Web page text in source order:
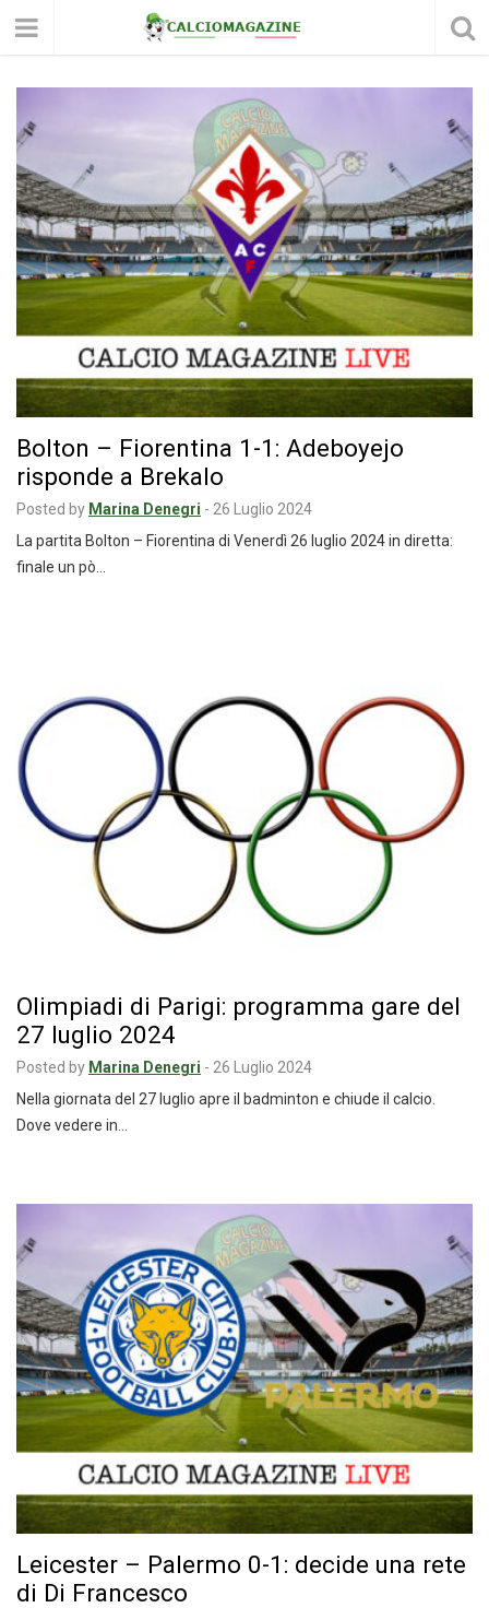
Bolton – Fiorentina 1-1: Adeboyejo
risponde a Brekalo
Posted by Marina Denegri - 26 Luglio 2024
La partita Bolton – Fiorentina di Venerdì 26 luglio 2024 in diretta:
finale un pò…
Olimpiadi di Parigi: programma gare del
27 luglio 2024
Posted by Marina Denegri - 26 Luglio 2024
Nella giornata del 27 luglio apre il badminton e chiude il calcio.
Dove vedere in…
Leicester – Palermo 0-1: decide una rete
di Di Francesco